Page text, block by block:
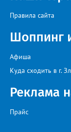
Правила сайта
Шоппинг
Афиша
Куда сходить в г.
Реклама
Прайс